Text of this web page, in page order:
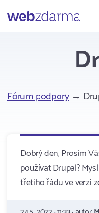
Webzdarma
Fórum podpory→
Dobrý den, Prosím
používat Drupal?
třetího řádu ve verzi